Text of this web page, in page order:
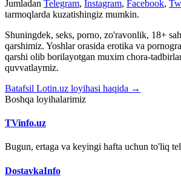
Jumladan Telegram, Instagram, Facebook,
tarmoqlarda kuzatishingiz mumkin.
Shuningdek, seks, porno, zo'ravonlik, 18+
qarshimiz. Yoshlar orasida erotika va
qarshi olib borilayotgan muxim chora-
quvvatlaymiz.
Batafsil Lotin.uz loyihasi haqida →
Boshqa loyihalarimiz
TVinfo.uz
Bugun, ertaga va keyingi hafta uchun to'liq
DostavkaInfo